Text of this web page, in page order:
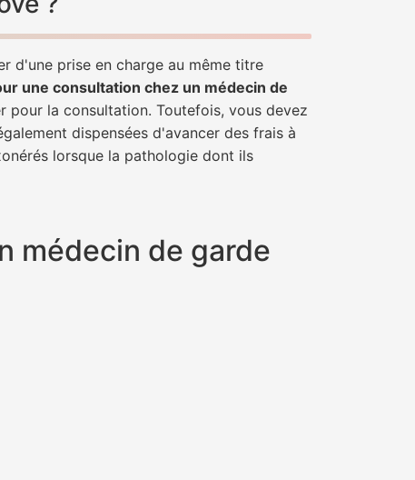
d'une prise en charge au même titre
une consultation chez un médecin de
pour la consultation. Toutefois, vous devez
dispensées d'avancer des frais à
lorsque la pathologie dont ils
médecin de garde